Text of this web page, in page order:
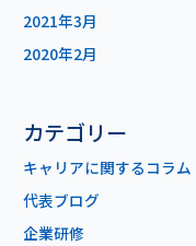
2021年3月
2020年2月
カテゴリー
キャリアに関するコラム
代表ブログ
企業研修